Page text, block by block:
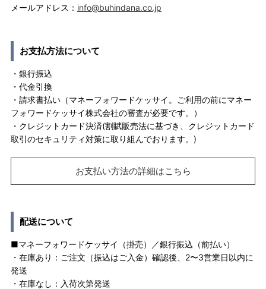
メールアドレス： info@buhindana.co.jp
お支払方法について
・銀行振込
・代金引換
・請求書払い（マネーフォワードケッサイ。ご利用の前にマネー
フォワードケッサイ株式会社の審査が必要です。）
・クレジットカード決済(割賦販売法に基づき、クレジットカード
取引のセキュリティ対策に取り組んでおります。)
お支払い方法の詳細はこちら
配送について
■マネーフォワードケッサイ（掛売）／銀行振込（前払い）
・在庫あり：ご注文（振込はご入金）確認後、2〜3営業日以内に
発送
・在庫なし：入荷次第発送